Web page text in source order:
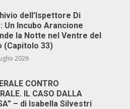
dell’Ispettore Di
Un Incubo Arancione
la Notte nel Ventre del
(Capitolo 33)
2026
CONTRO
IL CASO DALLA
– di Isabella Silvestri